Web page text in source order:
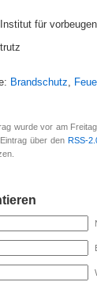
für
Brandschutz,
wurde vor am
über den RSS-